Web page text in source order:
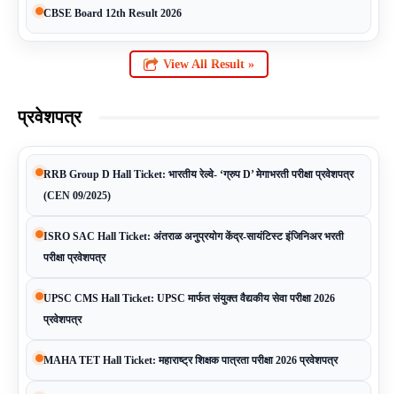
CBSE Board 12th Result 2026
View All Result »
प्रवेशपत्र
RRB Group D Hall Ticket: भारतीय रेल्वे- ‘ग्रुप D’ मेगाभरती परीक्षा प्रवेशपत्र
(CEN 09/2025)
ISRO SAC Hall Ticket: अंतराळ अनुप्रयोग केंद्र-सायंटिस्ट इंजिनिअर भरती
परीक्षा प्रवेशपत्र
UPSC CMS Hall Ticket: UPSC मार्फत संयुक्त वैद्यकीय सेवा परीक्षा 2026
प्रवेशपत्र
MAHA TET Hall Ticket: महाराष्ट्र शिक्षक पात्रता परीक्षा 2026 प्रवेशपत्र